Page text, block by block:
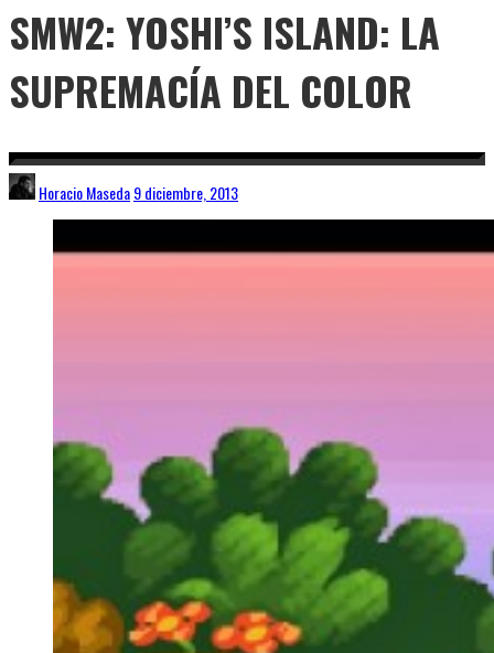
SMW2: YOSHI’S ISLAND: LA
SUPREMACÍA DEL COLOR
Horacio Maseda9 diciembre, 2013